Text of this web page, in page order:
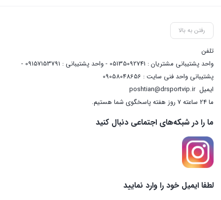
رفتن به بالا
تلفن
واحد پشتیبانی مشتریان : 05135092741 - واحد پشتیبانی : 09157153791 -
پشتیبانی واحد فنی سایت : 09058048656
ایمیلposhtian@drsportvip.ir
ما 24 ساعته 7 روز هفته پاسخگوی شما هستیم.
ما را در شبکه‌های اجتماعی دنبال کنید
لطفا ایمیل خود را وارد نمایید